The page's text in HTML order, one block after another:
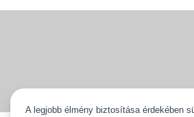
A legjobb élmény biztosítása érdekében